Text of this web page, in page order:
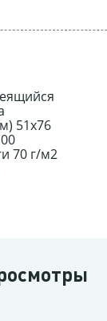
51x76
70 г/м2